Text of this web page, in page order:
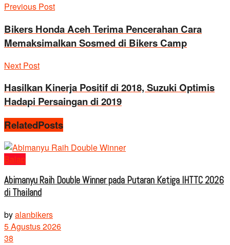
Previous Post
Bikers Honda Aceh Terima Pencerahan Cara
Memaksimalkan Sosmed di Bikers Camp
Next Post
Hasilkan Kinerja Positif di 2018, Suzuki Optimis
Hadapi Persaingan di 2019
RelatedPosts
Balap
Abimanyu Raih Double Winner pada Putaran Ketiga IHTTC 2026
di Thailand
byalanbikers
5 Agustus 2026
38